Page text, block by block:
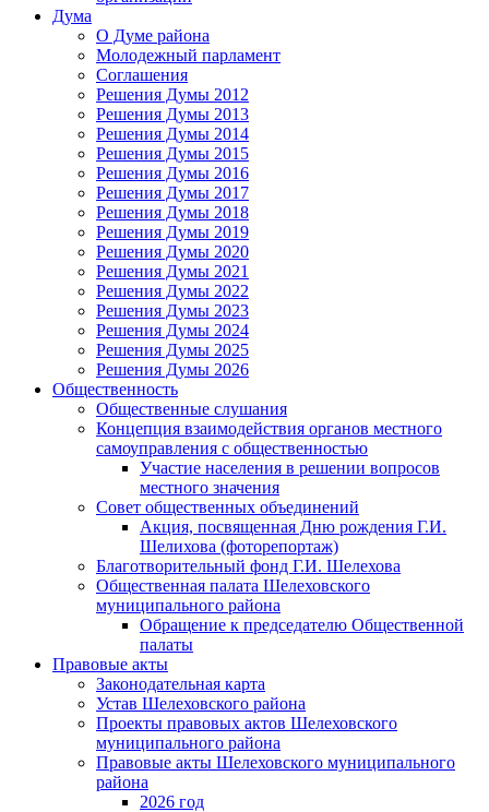
Дума
О Думе района
Молодежный парламент
Соглашения
Решения Думы 2012
Решения Думы 2013
Решения Думы 2014
Решения Думы 2015
Решения Думы 2016
Решения Думы 2017
Решения Думы 2018
Решения Думы 2019
Решения Думы 2020
Решения Думы 2021
Решения Думы 2022
Решения Думы 2023
Решения Думы 2024
Решения Думы 2025
Решения Думы 2026
Общественность
Общественные слушания
Концепция взаимодействия органов местного
самоуправления с общественностью
Участие населения в решении вопросов
местного значения
Совет общественных объединений
Акция, посвященная Дню рождения Г.И.
Шелихова (фоторепортаж)
Благотворительный фонд Г.И. Шелехова
Общественная палата Шелеховского
муниципального района
Обращение к председателю Общественной
палаты
Правовые акты
Законодательная карта
Устав Шелеховского района
Проекты правовых актов Шелеховского
муниципального района
Правовые акты Шелеховского муниципального
района
2026 год